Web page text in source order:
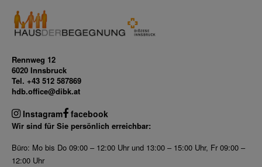
Rennweg 12
6020 Innsbruck
Tel. +43 512 587869
hdb.office@dibk.at
Instagram facebook
Wir sind für Sie persönlich erreichbar:
Büro: Mo bis Do 09:00 – 12:00 Uhr und 13:00 – 15:00 Uhr, Fr 09:00 –
12:00 Uhr